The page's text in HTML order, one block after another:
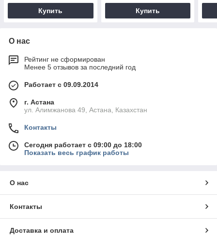
Купить Купить
О нас
Рейтинг не сформирован
Менее 5 отзывов за последний год
Работает с 09.09.2014
г. Астана
ул. Алимжанова 49, Астана, Казахстан
Контакты
Сегодня работает с 09:00 до 18:00
Показать весь график работы
О нас
Контакты
Доставка и оплата